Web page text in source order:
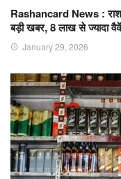
Rashancard News :
बड़ी खबर, 8 लाख से ज्यादा
January 29, 2026